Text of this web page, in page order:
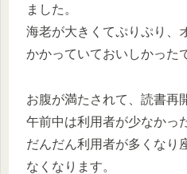
ました。
海老が大きくてぷりぷり、
かかっていておいしかった
お腹が満たされて、読書再
午前中は利用者が少なかっ
だんだん利用者が多くなり
なくなります。